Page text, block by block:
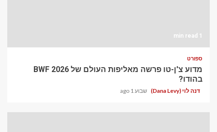
1 min read
ספורט
מדוע צ'ן-טו פרשה מאליפות העולם של BWF 2026
בהודו?
דנה לוי (Dana Levy) שבוע 1 ago